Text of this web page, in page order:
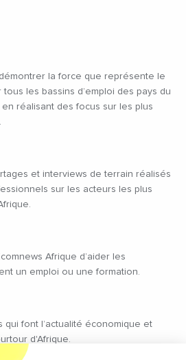
la force que représente le
les bassins d’emploi des pays du
réalisant des focus sur les plus
et interviews de terrain réalisés
sur les acteurs les plus
Afrique d’aider les
un emploi ou une formation.
qui font l’actualité économique et
d'Afrique.